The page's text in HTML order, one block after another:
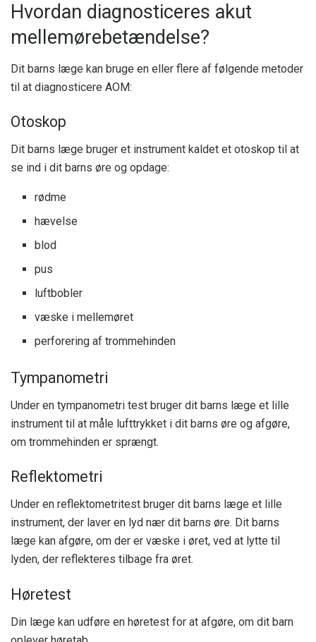
Hvordan diagnosticeres akut
mellemørebetændelse?
Dit barns læge kan bruge en eller flere af følgende metoder
til at diagnosticere AOM:
Otoskop
Dit barns læge bruger et instrument kaldet et otoskop til at
se ind i dit barns øre og opdage:
rødme
hævelse
blod
pus
luftbobler
væske i mellemøret
perforering af trommehinden
Tympanometri
Under en tympanometri test bruger dit barns læge et lille
instrument til at måle lufttrykket i dit barns øre og afgøre,
om trommehinden er sprængt.
Reflektometri
Under en reflektometritest bruger dit barns læge et lille
instrument, der laver en lyd nær dit barns øre. Dit barns
læge kan afgøre, om der er væske i øret, ved at lytte til
lyden, der reflekteres tilbage fra øret.
Høretest
Din læge kan udføre en høretest for at afgøre, om dit barn